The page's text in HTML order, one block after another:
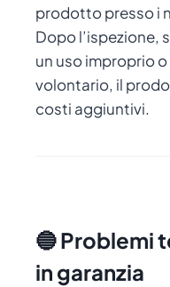
prodotto presso i
Dopo l’ispezione,
un uso improprio
volontario, il
costi aggiuntivi.
🔵 Problemi
in garanzia